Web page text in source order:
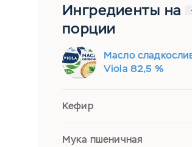
Ингредиенты на
порции
Масло
Viola 82,5 %
Кефир
Мука пшеничная